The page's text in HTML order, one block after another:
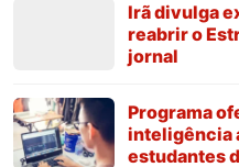
Irã divulga
reabrir o
jornal
Programa
inteligência
estudantes